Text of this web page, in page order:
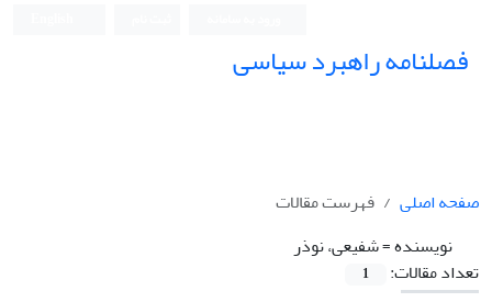
فصلنامه راهبرد سیاسی
صفحه اصلی
فهرست مقالات
نویسنده =شفیعی، نوذر
تعداد مقالات:
1